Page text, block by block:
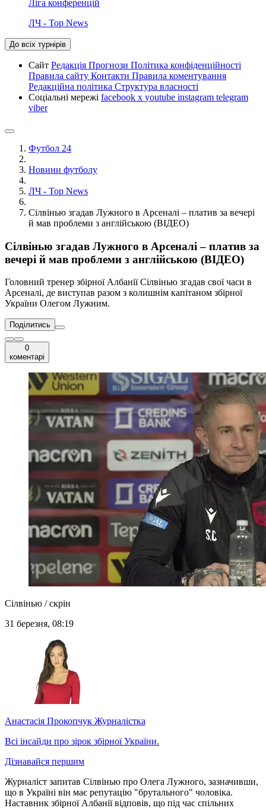
Ліга конференцій
ЛЧ - Top News
До всіх турнірів
Сайт Редакція Прогнози Політика конфіденційності
Правила сайту Контакти Правила коментування
Редакційна політика Структура власності
Соціальні мережі facebook x youtube instagram telegram
viber
Футбол 24
Новини футболу
ЛЧ - Top News
Сілвінью згадав Лужного в Арсеналі – платив за вечері
й мав проблеми з англійською (ВІДЕО)
Сілвінью згадав Лужного в Арсеналі – платив за
вечері й мав проблеми з англійською (ВІДЕО)
Головний тренер збірної Албанії Сілвінью згадав свої часи в
Арсеналі, де виступав разом з колишнім капітаном збірної
України Олегом Лужним.
Поділитись
0
коментарі
Сілвінью / скрін
31 березня, 08:19
Анастасія Прокопчук Журналістка
Всі інсайди про зірок збірної України.
Дізнавайся першим
Журналіст запитав Сілвінью про Олега Лужного, зазначивши,
що в Україні він має репутацію "брутального" чоловіка.
Наставник збірної Албанії відповів, що під час спільних